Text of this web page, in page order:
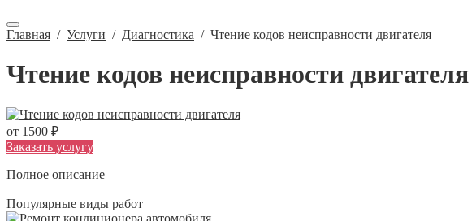
Главная / Услуги / Диагностика / Чтение кодов неисправности двигателя
Чтение кодов неисправности двигателя
от 1500 ₽
Заказать услугу
Полное описание
Популярные виды работ